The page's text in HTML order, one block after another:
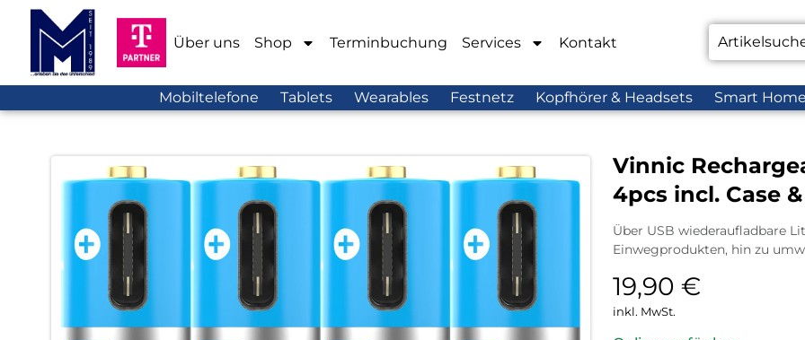
Über uns Shop Terminbuchung Services Kontakt
Mobiltelefone Tablets Wearables Festnetz Kopfhörer & Headsets Smart Home
Vinnic
4pcs incl. Case
Über USB wiederaufladbare
Einwegprodukten, hin zu
19,90 €
inkl. MwSt.